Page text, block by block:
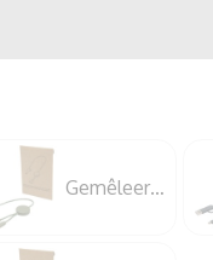
Gemêleerd groen